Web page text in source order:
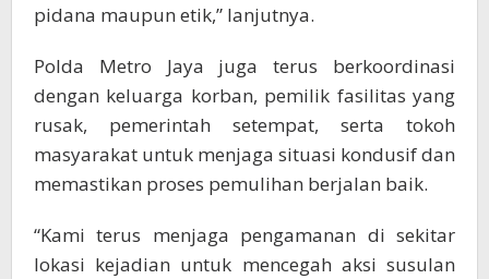
pidana maupun etik,” lanjutnya.
Polda Metro Jaya juga terus berkoordinasi
dengan keluarga korban, pemilik fasilitas yang
rusak, pemerintah setempat, serta tokoh
masyarakat untuk menjaga situasi kondusif dan
memastikan proses pemulihan berjalan baik.
“Kami terus menjaga pengamanan di sekitar
lokasi kejadian untuk mencegah aksi susulan